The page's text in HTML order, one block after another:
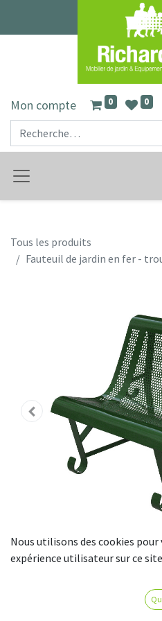
Mon compte 0 0
Tous les produits
Fauteuil de jardin en fer -
Fauteuil de
ronds - assise 36
Nous utilisons des cookies
expérience utilisateur sur ce